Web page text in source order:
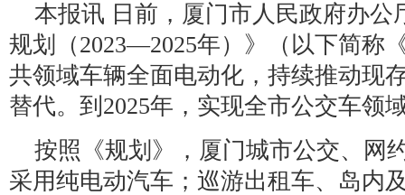
本报讯 日前，厦门市人民政府办公
规划（2023—2025年）》（以下简称
共领域车辆全面电动化，持续推动现
替代。到2025年，实现全市公交车领
按照《规划》，厦门城市公交、网
采用纯电动汽车；巡游出租车、岛内